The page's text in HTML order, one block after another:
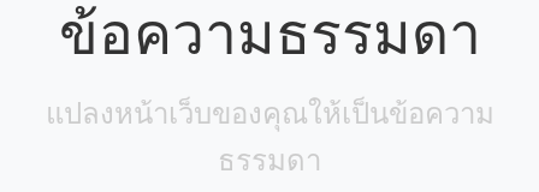
ข้อความธรรมดา
แปลงหน้าเว็บของคุณให้เป็นข้อความ
ธรรมดา